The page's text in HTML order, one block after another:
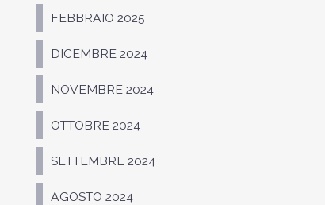
FEBBRAIO 2025
DICEMBRE 2024
NOVEMBRE 2024
OTTOBRE 2024
SETTEMBRE 2024
AGOSTO 2024